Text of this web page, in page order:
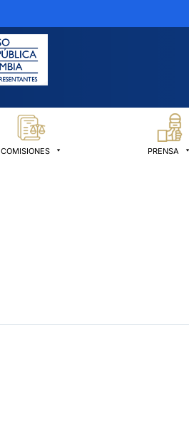
COMISIONES PRENSA